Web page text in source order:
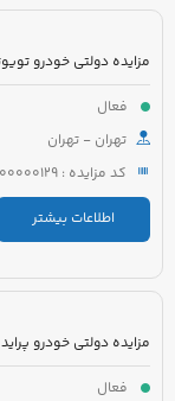
فعال
تهران - تهران
کد مزایده : 5221006300000129
اطلاعات بیشتر
مزایده دولتی خودرو پراید GTXi مدل 1384 رنگ سفید
فعال